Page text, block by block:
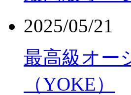
2025/05/21
最高級オー
（YOKE）